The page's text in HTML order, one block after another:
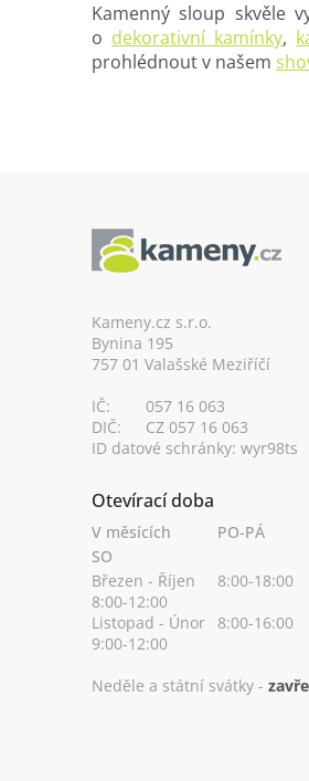
Kamenný sloup skvěle
o dekorativní kamínky,
prohlédnout v našem
Kameny.cz s.r.o.
Bynina 195
757 01 Valašské Meziříčí
IČ:
057 16 063
DIČ:
CZ 057 16 063
ID datové schránky: wyr98ts
Otevírací doba
V měsících
PO-PÁ
SO
Březen - Říjen
8:00-18:00
8:00-12:00
Listopad - Únor 8:00-16:00
9:00-12:00
Neděle a státní svátky -